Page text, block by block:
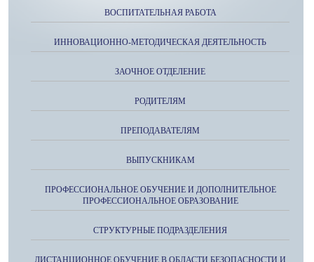
ВОСПИТАТЕЛЬНАЯ РАБОТА
ИННОВАЦИОННО-МЕТОДИЧЕСКАЯ ДЕЯТЕЛЬНОСТЬ
ЗАОЧНОЕ ОТДЕЛЕНИЕ
РОДИТЕЛЯМ
ПРЕПОДАВАТЕЛЯМ
ВЫПУСКНИКАМ
ПРОФЕССИОНАЛЬНОЕ ОБУЧЕНИЕ И ДОПОЛНИТЕЛЬНОЕ
ПРОФЕССИОНАЛЬНОЕ ОБРАЗОВАНИЕ
СТРУКТУРНЫЕ ПОДРАЗДЕЛЕНИЯ
ДИСТАНЦИОННОЕ ОБУЧЕНИЕ В ОБЛАСТИ БЕЗОПАСНОСТИ И